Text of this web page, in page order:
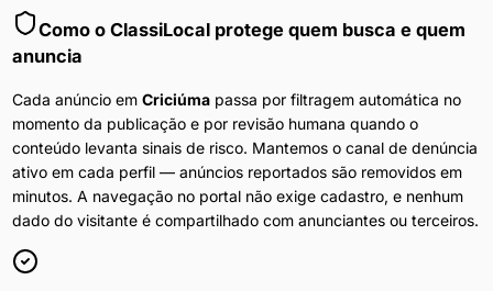
Como o ClassiLocal protege quem busca e quem
anuncia
Cada anúncio em Criciúmapassa por filtragem automática no
momento da publicação e por revisão humana quando o
conteúdo levanta sinais de risco. Mantemos o canal de denúncia
ativo em cada perfil — anúncios reportados são removidos em
minutos. A navegação no portal não exige cadastro, e nenhum
dado do visitante é compartilhado com anunciantes ou terceiros.